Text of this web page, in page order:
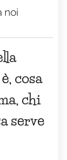
noi
cosa
chi
serve